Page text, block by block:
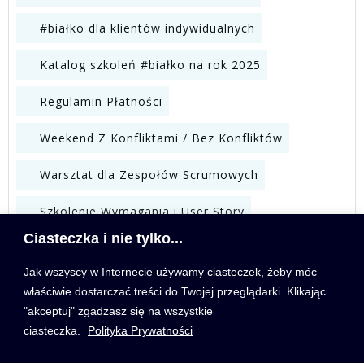
Ciasteczka i nie tylko...
Jak wszyscy w Internecie używamy ciasteczek, żeby móc
właściwie dostarczać treści do Twojej przeglądarki. Klikając
"akceptuj" zgadzasz się na wszystkie
ciasteczka.
Polityka Prywatności
#białko dla klientów indywidualnych
Katalog szkoleń #białko na rok 2025
Regulamin Płatności
Weekend Z Konfliktami / Bez Konfliktów
Warsztat dla Zespołów Scrumowych
Szkolenie Wymagania i User Story
WYSZUKIWARKA